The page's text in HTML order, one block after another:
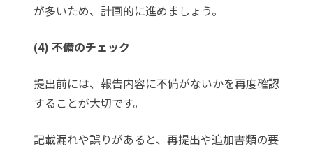
が多いため、計画的に進めましょう。
(4) 不備のチェック
提出前には、報告内容に不備がないかを再度確認
することが大切です。
記載漏れや誤りがあると、再提出や追加書類の要